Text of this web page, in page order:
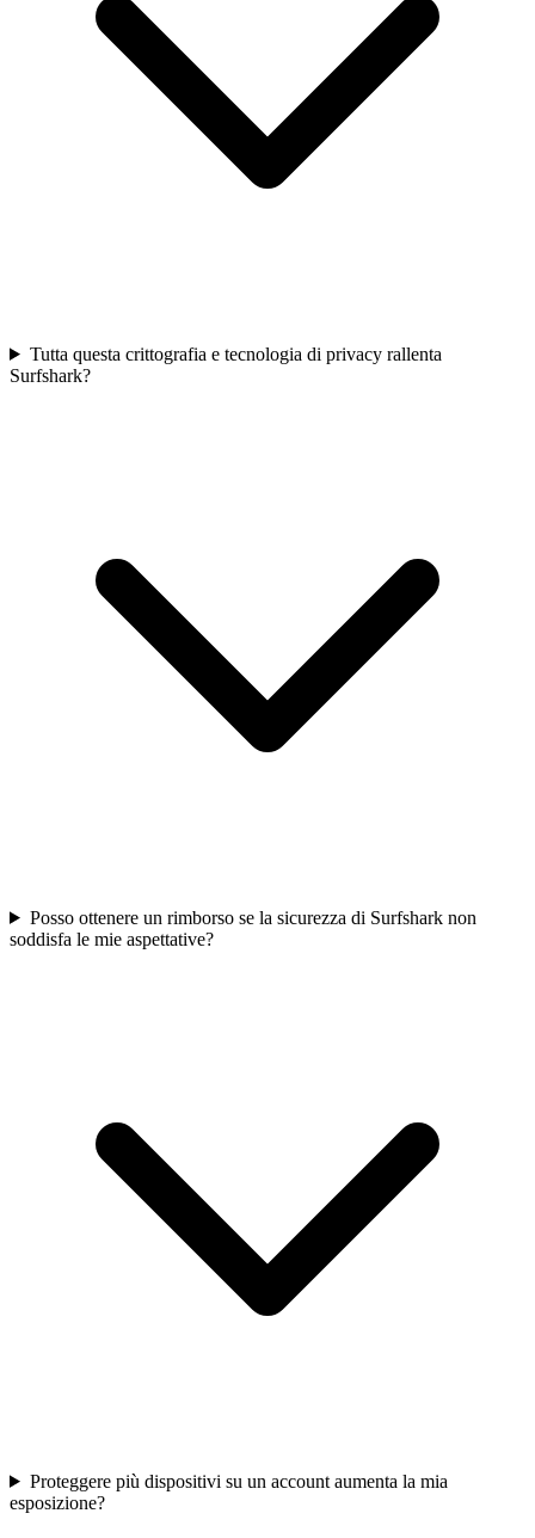
Tutta questa crittografia e tecnologia di privacy rallenta
Surfshark?
Posso ottenere un rimborso se la sicurezza di Surfshark non
soddisfa le mie aspettative?
Proteggere più dispositivi su un account aumenta la mia
esposizione?